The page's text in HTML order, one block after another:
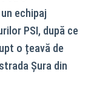
echipaj
PSI, după ce
o țeavă de
Șura din